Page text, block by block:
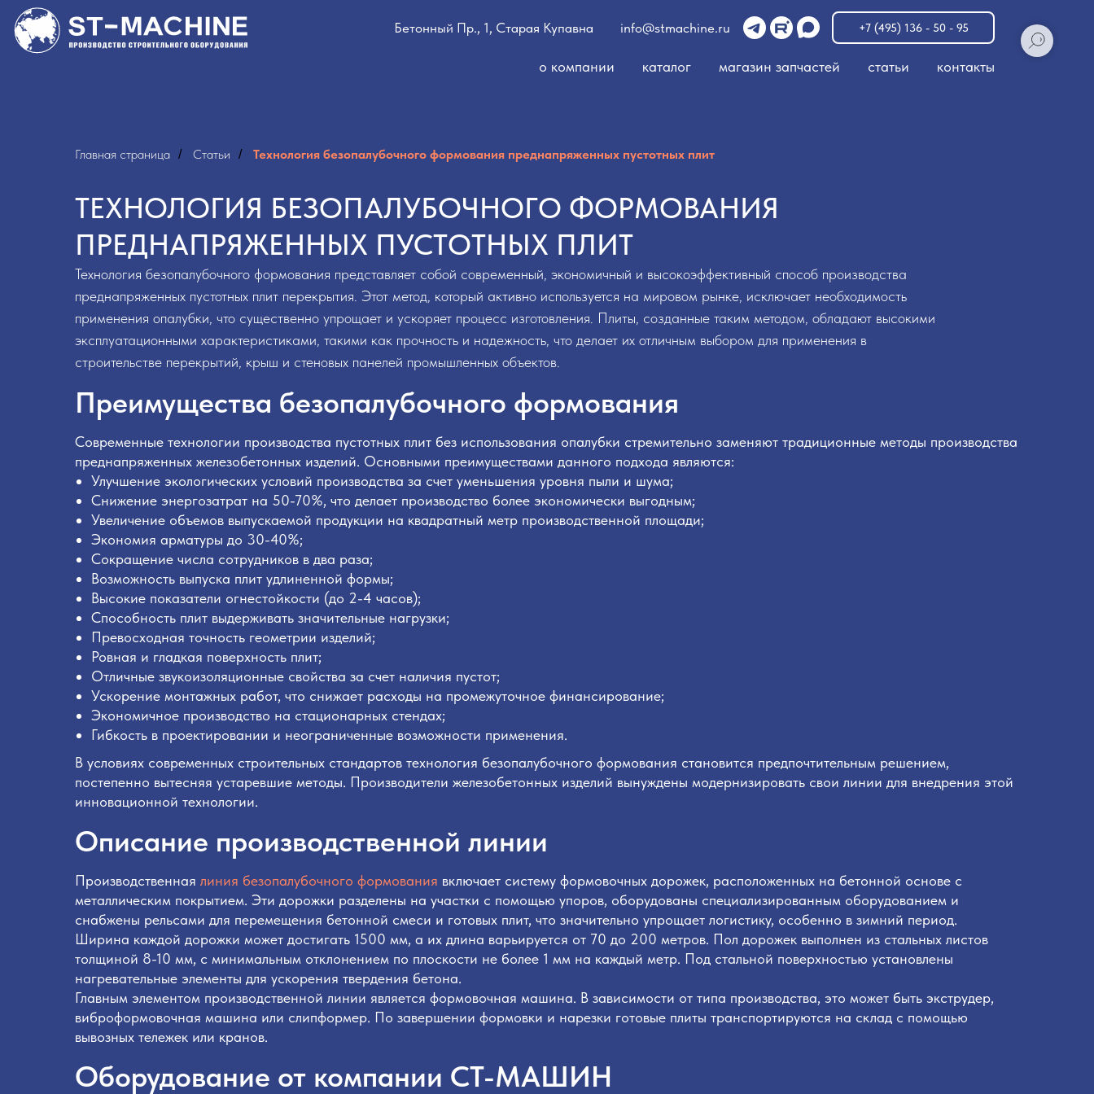
+7 (495) 136 - 50 - 95
Бетонный Пр., 1, Старая Купавна info@stmachine.ru
о компании каталог магазин запчастей статьи контакты
Главная страница / Статьи / Технология безопалубочного формования преднапряженных пустотных плит
ТЕХНОЛОГИЯ БЕЗОПАЛУБОЧНОГО ФОРМОВАНИЯ
ПРЕДНАПРЯЖЕННЫХ ПУСТОТНЫХ ПЛИТ
Технология безопалубочного формования представляет собой современный, экономичный и высокоэффективный способ производства
преднапряженных пустотных плит перекрытия. Этот метод, который активно используется на мировом рынке, исключает необходимость
применения опалубки, что существенно упрощает и ускоряет процесс изготовления. Плиты, созданные таким методом, обладают высокими
эксплуатационными характеристиками, такими как прочность и надежность, что делает их отличным выбором для применения в
строительстве перекрытий, крыш и стеновых панелей промышленных объектов.
Преимущества безопалубочного формования
Современные технологии производства пустотных плит без использования опалубки стремительно заменяют традиционные методы производства
преднапряженных железобетонных изделий. Основными преимуществами данного подхода являются:
Улучшение экологических условий производства за счет уменьшения уровня пыли и шума;
Снижение энергозатрат на 50-70%, что делает производство более экономически выгодным;
Увеличение объемов выпускаемой продукции на квадратный метр производственной площади;
Экономия арматуры до 30-40%;
Сокращение числа сотрудников в два раза;
Возможность выпуска плит удлиненной формы;
Высокие показатели огнестойкости (до 2-4 часов);
Способность плит выдерживать значительные нагрузки;
Превосходная точность геометрии изделий;
Ровная и гладкая поверхность плит;
Отличные звукоизоляционные свойства за счет наличия пустот;
Ускорение монтажных работ, что снижает расходы на промежуточное финансирование;
Экономичное производство на стационарных стендах;
Гибкость в проектировании и неограниченные возможности применения.
В условиях современных строительных стандартов технология безопалубочного формования становится предпочтительным решением,
постепенно вытесняя устаревшие методы. Производители железобетонных изделий вынуждены модернизировать свои линии для внедрения этой
инновационной технологии.
Описание производственной линии
Производственная линия безопалубочного формования включает систему формовочных дорожек, расположенных на бетонной основе с
металлическим покрытием. Эти дорожки разделены на участки с помощью упоров, оборудованы специализированным оборудованием и
снабжены рельсами для перемещения бетонной смеси и готовых плит, что значительно упрощает логистику, особенно в зимний период.
Ширина каждой дорожки может достигать 1500 мм, а их длина варьируется от 70 до 200 метров. Пол дорожек выполнен из стальных листов
толщиной 8-10 мм, с минимальным отклонением по плоскости не более 1 мм на каждый метр. Под стальной поверхностью установлены
нагревательные элементы для ускорения твердения бетона.
Главным элементом производственной линии является формовочная машина. В зависимости от типа производства, это может быть экструдер,
виброформовочная машина или слипформер. По завершении формовки и нарезки готовые плиты транспортируются на склад с помощью
вывозных тележек или кранов.
Оборудование от компании СТ-МАШИН